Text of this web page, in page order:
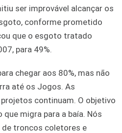
ser improvável alcançar os
conforme prometido
que o esgoto tratado
para 49%.
chegar aos 80%, mas não
até os Jogos. As
continuam. O objetivo
migra para a baía. Nós
troncos coletores e